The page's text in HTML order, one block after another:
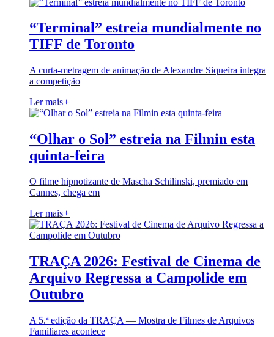
“Terminal” estreia mundialmente no
TIFF de Toronto
A curta-metragem de animação de Alexandre Siqueira integra
a competição
Ler mais+
“Olhar o Sol” estreia na Filmin esta
quinta-feira
O filme hipnotizante de Mascha Schilinski, premiado em
Cannes, chega em
Ler mais+
TRAÇA 2026: Festival de Cinema de
Arquivo Regressa a Campolide em
Outubro
A 5.ª edição da TRAÇA — Mostra de Filmes de Arquivos
Familiares acontece